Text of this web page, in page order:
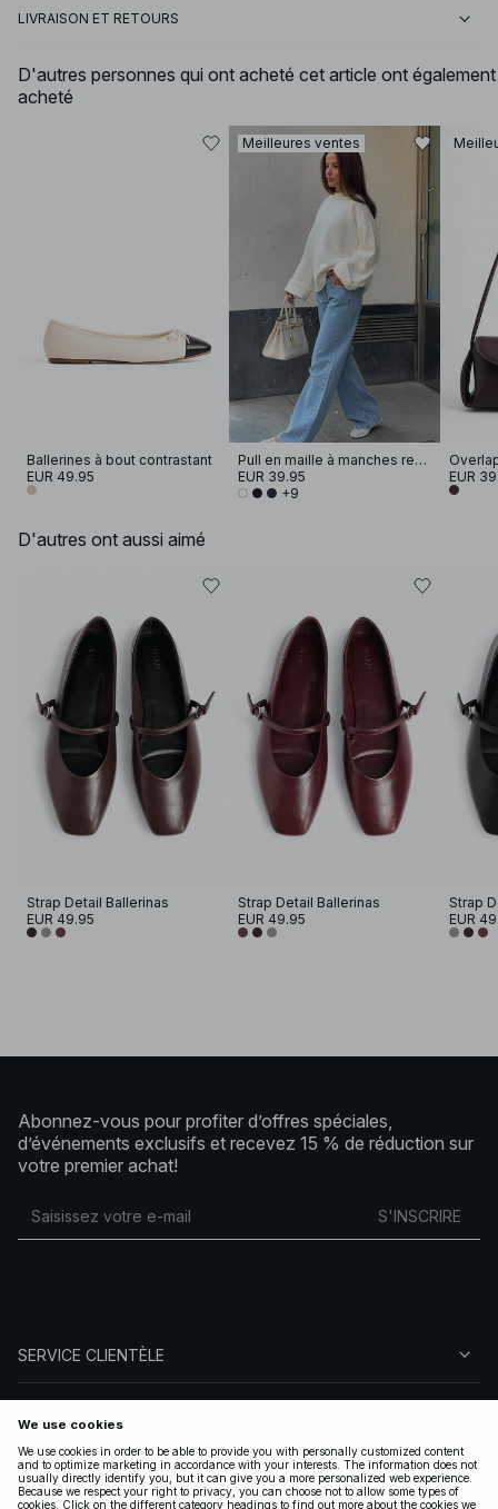
LIVRAISON ET RETOURS
D'autres personnes qui ont acheté cet article ont également
acheté
Ballerines à bout contrastant
EUR 49.95
Meilleures ventes
Pull en maille à manches retroussées
EUR 39.95
+9
EUR
D'autres ont aussi aimé
Strap Detail Ballerinas
EUR 49.95
Strap Detail Ballerinas
EUR 49.95
Strap
EUR
Abonnez-vous pour profiter d’offres spéciales,
d’événements exclusifs et recevez 15 % de réduction sur
votre premier achat!
S'INSCRIRE
SERVICE CLIENTÈLE
SUIVEZ-NOUS